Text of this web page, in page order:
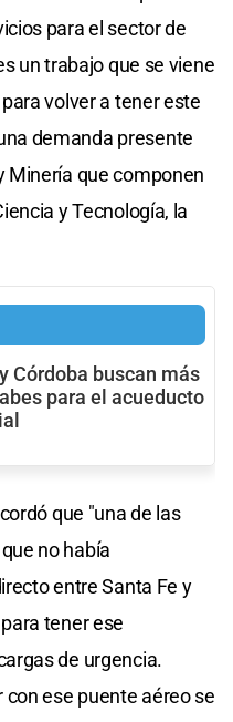
para el sector de
un trabajo que se viene
volver a tener este
demanda presente
Minería que componen
y Tecnología, la
Córdoba buscan más
para el acueducto
que "una de las
no había
entre Santa Fe y
tener ese
de urgencia.
ese puente aéreo se